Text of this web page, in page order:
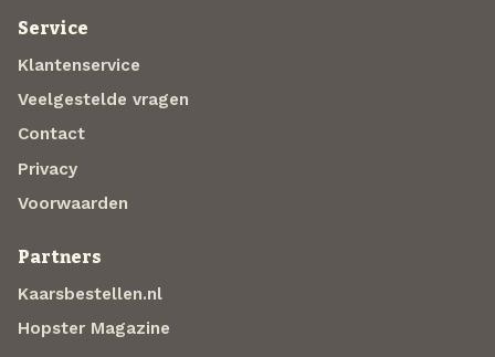
Service
Klantenservice
Veelgestelde vragen
Contact
Privacy
Voorwaarden
Partners
Kaarsbestellen.nl
Hopster Magazine